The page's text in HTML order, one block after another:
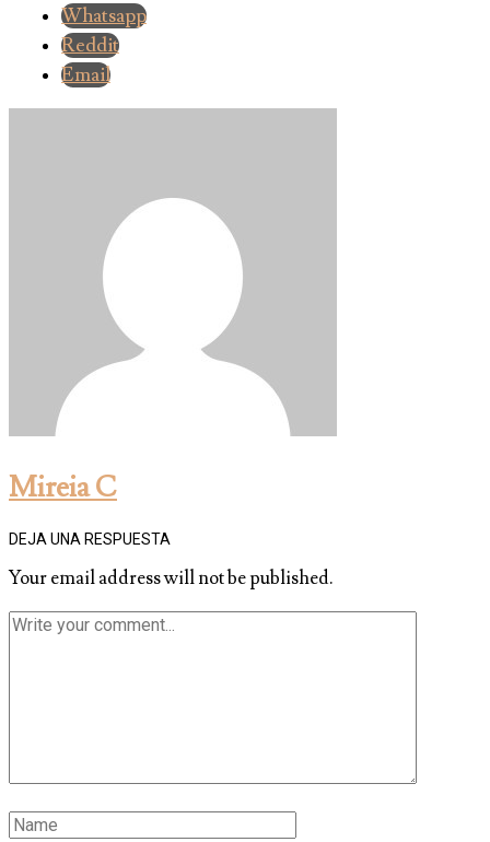
Whatsapp
Reddit
Email
Mireia C
DEJA UNA RESPUESTA
Your email address will not be published.